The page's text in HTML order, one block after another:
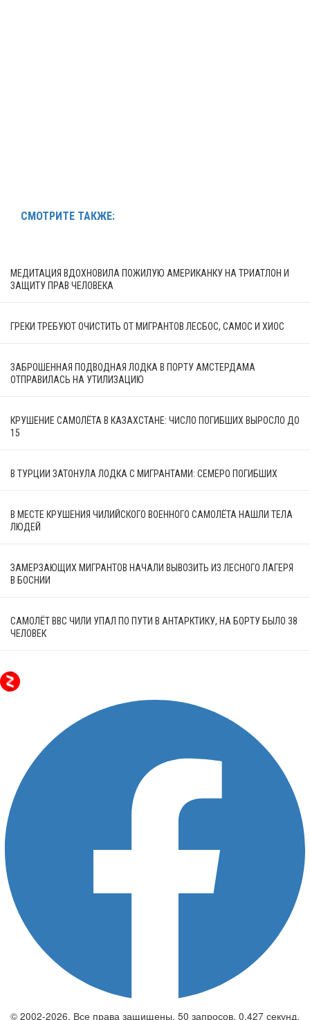
СМОТРИТЕ ТАКЖЕ:
МЕДИТАЦИЯ ВДОХНОВИЛА ПОЖИЛУЮ АМЕРИКАНКУ НА ТРИАТЛОН И
ЗАЩИТУ ПРАВ ЧЕЛОВЕКА
ГРЕКИ ТРЕБУЮТ ОЧИСТИТЬ ОТ МИГРАНТОВ ЛЕСБОС, САМОС И ХИОС
ЗАБРОШЕННАЯ ПОДВОДНАЯ ЛОДКА В ПОРТУ АМСТЕРДАМА
ОТПРАВИЛАСЬ НА УТИЛИЗАЦИЮ
КРУШЕНИЕ САМОЛЁТА В КАЗАХСТАНЕ: ЧИСЛО ПОГИБШИХ ВЫРОСЛО ДО
15
В ТУРЦИИ ЗАТОНУЛА ЛОДКА С МИГРАНТАМИ: СЕМЕРО ПОГИБШИХ
В МЕСТЕ КРУШЕНИЯ ЧИЛИЙСКОГО ВОЕННОГО САМОЛЁТА НАШЛИ ТЕЛА
ЛЮДЕЙ
ЗАМЕРЗАЮЩИХ МИГРАНТОВ НАЧАЛИ ВЫВОЗИТЬ ИЗ ЛЕСНОГО ЛАГЕРЯ
В БОСНИИ
САМОЛЁТ ВВС ЧИЛИ УПАЛ ПО ПУТИ В АНТАРКТИКУ, НА БОРТУ БЫЛО 38
ЧЕЛОВЕК
© 2002-2026. Все права защищены. 50 запросов. 0,427 секунд.